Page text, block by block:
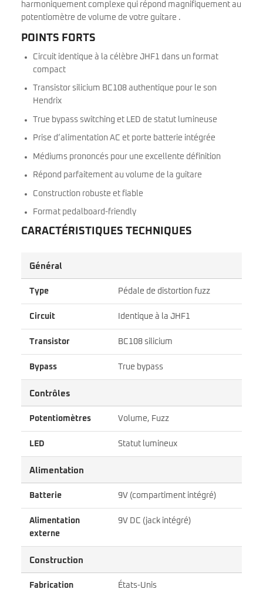
harmoniquement complexe qui répond magnifiquement au
potentiomètre de volume de votre guitare .
POINTS FORTS
Circuit identique à la célèbre JHF1 dans un format
compact
Transistor silicium BC108 authentique pour le son
Hendrix
True bypass switching et LED de statut lumineuse
Prise d’alimentation AC et porte batterie intégrée
Médiums prononcés pour une excellente définition
Répond parfaitement au volume de la guitare
Construction robuste et fiable
Format pedalboard-friendly
CARACTÉRISTIQUES TECHNIQUES
Général
Type Pédale de distortion fuzz
Circuit Identique à la JHF1
Transistor BC108 silicium
Bypass True bypass
Contrôles
Potentiomètres Volume, Fuzz
LED Statut lumineux
Alimentation
Batterie 9V (compartiment intégré)
Alimentation
externe
9V DC (jack intégré)
Construction
Fabrication États-Unis